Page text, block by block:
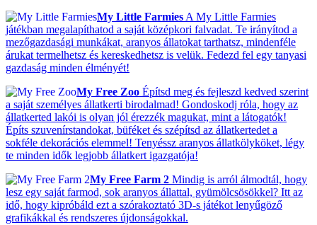
My Little Farmies A My Little Farmies
játékban megalapíthatod a saját középkori falvadat. Te irányítod a
mezőgazdasági munkákat, aranyos állatokat tarthatsz, mindenféle
árukat termelhetsz és kereskedhetsz is velük. Fedezd fel egy tanyasi
gazdaság minden élményét!
My Free Zoo Építsd meg és fejleszd kedved szerint
a saját személyes állatkerti birodalmad! Gondoskodj róla, hogy az
állatkerted lakói is olyan jól érezzék magukat, mint a látogatók!
Építs szuvenírstandokat, büféket és szépítsd az állatkertedet a
sokféle dekorációs elemmel! Tenyéssz aranyos állatkölyköket, légy
te minden idők legjobb állatkert igazgatója!
My Free Farm 2 Mindig is arról álmodtál, hogy
lesz egy saját farmod, sok aranyos állattal, gyümölcsösökkel? Itt az
idő, hogy kipróbáld ezt a szórakoztató 3D-s játékot lenyűgöző
grafikákkal és rendszeres újdonságokkal.